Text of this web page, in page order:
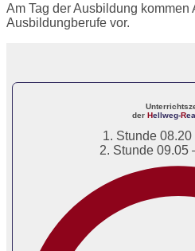
Am Tag der Ausbildung
Ausbildungberufe vor.
der Hellweg-R
1. Stunde
2. Stunde 09.05